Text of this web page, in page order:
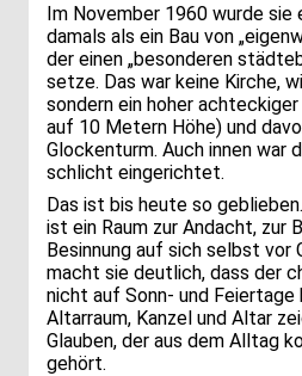
Im November 1960 wurde sie
damals als ein Bau von
der einen „besonderen
setze. Das war keine Kirche,
sondern ein hoher
auf 10 Metern Höhe) und
Glockenturm. Auch innen war
schlicht eingerichtet.
Das ist bis heute so
ist ein Raum zur Andacht, zur
Besinnung auf sich selbst vor
macht sie deutlich, dass der
nicht auf Sonn- und
Altarraum, Kanzel und Altar
Glauben, der aus dem Alltag
gehört.